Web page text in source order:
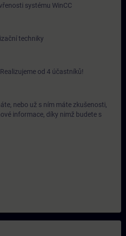
systému WinCC
techniky
od 4 účastníků!
nebo už s ním máte zkušenosti,
informace, díky nimž budete s